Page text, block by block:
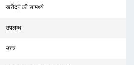
खरीदने की सामर्थ्य
उपलब्ध
उच्च